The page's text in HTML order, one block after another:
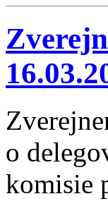
o
komisie